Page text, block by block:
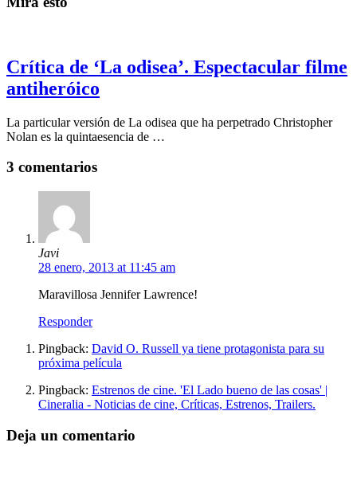
Crítica de ‘La odisea’. Espectacular filme
antiheróico
La particular versión de La odisea que ha perpetrado Christopher
Nolan es la quintaesencia de …
3 comentarios
Javi
28 enero, 2013 at 11:45 am
Maravillosa Jennifer Lawrence!
Responder
Pingback: David O. Russell ya tiene protagonista para su
próxima película
Pingback: Estrenos de cine. 'El Lado bueno de las cosas' |
Cineralia - Noticias de cine, Críticas, Estrenos, Trailers.
Deja un comentario